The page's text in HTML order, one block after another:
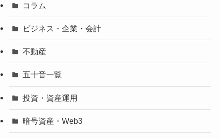
コラム
ビジネス・企業・会計
不動産
五十音一覧
投資・資産運用
暗号資産・Web3